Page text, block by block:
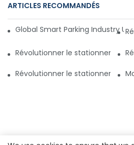
ARTICLES RECOMMANDÉS
Global Smart Parking Industry
Révolutionner le
Révolutionner le stationnement